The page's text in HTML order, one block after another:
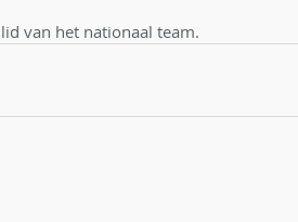
van het nationaal team.